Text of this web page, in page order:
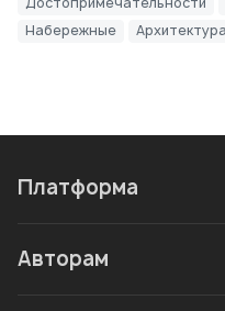
Набережные
Архитектура
Платформа
Авторам